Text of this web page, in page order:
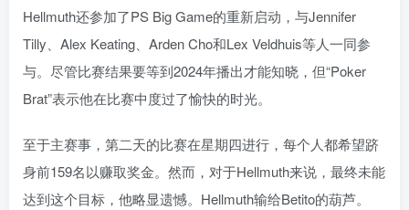
Hellmuth还参加了PS Big Game的重新启动，与Jennifer
Tilly、Alex Keating、Arden Cho和Lex Veldhuis等人一同参
与。尽管比赛结果要等到2024年播出才能知晓，但“Poker
Brat”表示他在比赛中度过了愉快的时光。
至于主赛事，第二天的比赛在星期四进行，每个人都希望跻
身前159名以赚取奖金。然而，对于Hellmuth来说，最终未能
达到这个目标，他略显遗憾。Hellmuth输给Betito的葫芦。